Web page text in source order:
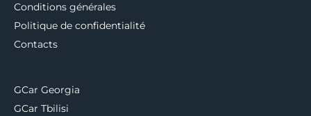
Conditions générales
Politique de confidentialité
Contacts
GCar Georgia
GCar Tbilisi